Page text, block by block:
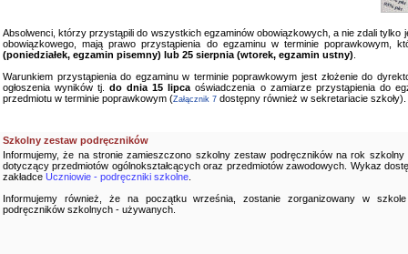
Absolwenci, którzy przystąpili do wszystkich egzaminów obowiązkowych, a nie zdali tylko
obowiązkowego, mają prawo przystąpienia do egzaminu w terminie poprawkowym,
(poniedziałek, egzamin pisemny) lub 25 sierpnia (wtorek, egzamin ustny)
Warunkiem przystąpienia do egzaminu w terminie poprawkowym jest złożenie do
ogłoszenia wyników tj.do dnia 15 lipca oświadczenia o zamiarze przystąpienia do
przedmiotu w terminie poprawkowym (Załącznik 7 dostępny również w sekretariacie szkoły).
Szkolny zestaw podręczników
Informujemy, że na stronie zamieszczono szkolny zestaw podręczników na rok szkolny
dotyczący przedmiotów ogólnokształcących oraz przedmiotów zawodowych. Wykaz
zakładce Uczniowie - podręczniki szkolne
Informujemy również, że na początku września, zostanie zorganizowany w
podręczników szkolnych - używanych.